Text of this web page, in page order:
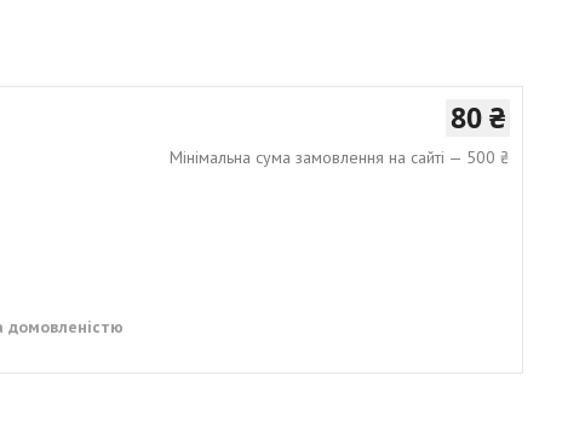
80 ₴
Мінімальна сума замовлення на сайті — 500 ₴
домовленістю